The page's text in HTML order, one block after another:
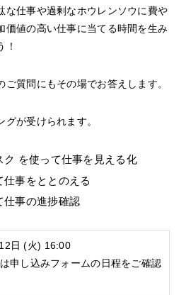
な仕事や過剰なホウレンソウに費や
価値の高い仕事に当てる時間を生み
！
質問にもその場でお答えします。
が受けられます。
ク を使って仕事を見える化
仕事をととのえる
仕事の進捗確認
日 (火) 16:00
申し込みフォームの日程をご確認